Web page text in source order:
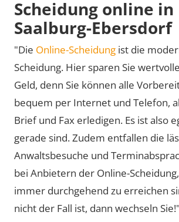
Scheidung online in
Saalburg-Ebersdorf
"Die Online-Scheidung ist die
Scheidung. Hier sparen Sie
Geld, denn Sie können alle
bequem per Internet und Telefon,
Brief und Fax erledigen. Es ist also
gerade sind. Zudem entfallen die
Anwaltsbesuche und
bei Anbietern der Online-
immer durchgehend zu erreichen
nicht der Fall ist, dann wechseln Sie!"